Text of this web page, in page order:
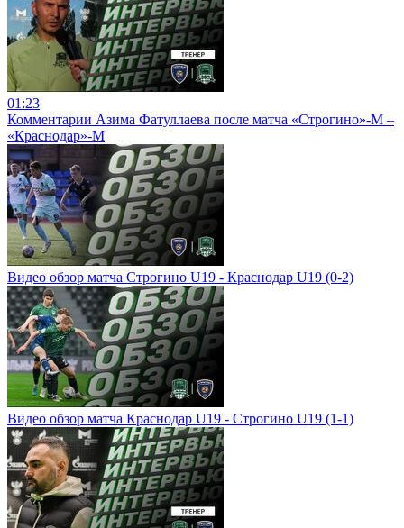
01:23
Комментарии Азима Фатуллаева после матча «Строгино»-М –
«Краснодар»-М
Видео обзор матча Строгино U19 - Краснодар U19 (0-2)
Видео обзор матча Краснодар U19 - Строгино U19 (1-1)